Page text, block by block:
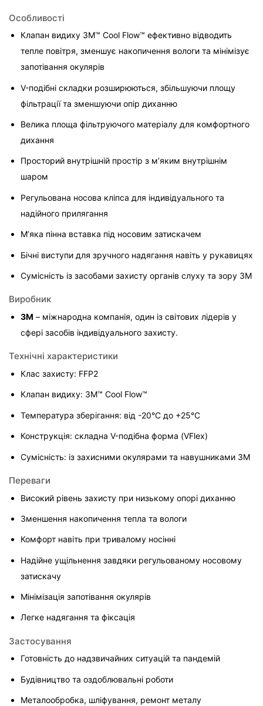
Особливості
Клапан видиху 3M™ Cool Flow™ ефективно відводить
тепле повітря, зменшує накопичення вологи та мінімізує
запотівання окулярів
V-подібні складки розширюються, збільшуючи площу
фільтрації та зменшуючи опір диханню
Велика площа фільтруючого матеріалу для комфортного
дихання
Просторий внутрішній простір з м’яким внутрішнім
шаром
Регульована носова кліпса для індивідуального та
надійного прилягання
М’яка пінна вставка під носовим затискачем
Бічні виступи для зручного надягання навіть у рукавицях
Сумісність із засобами захисту органів слуху та зору 3M
Виробник
3M – міжнародна компанія, один із світових лідерів у
сфері засобів індивідуального захисту.
Технічні характеристики
Клас захисту: FFP2
Клапан видиху: 3M™ Cool Flow™
Температура зберігання: від -20°C до +25°C
Конструкція: складна V-подібна форма (VFlex)
Сумісність: із захисними окулярами та навушниками 3M
Переваги
Високий рівень захисту при низькому опорі диханню
Зменшення накопичення тепла та вологи
Комфорт навіть при тривалому носінні
Надійне ущільнення завдяки регульованому носовому
затискачу
Мінімізація запотівання окулярів
Легке надягання та фіксація
Застосування
Готовність до надзвичайних ситуацій та пандемій
Будівництво та оздоблювальні роботи
Металообробка, шліфування, ремонт металу